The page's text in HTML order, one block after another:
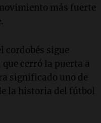
más fuerte
cordobés sigue
que cerró la puerta a
significado uno de
la historia del fútbol